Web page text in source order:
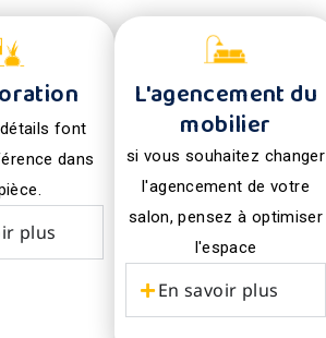
font
dans
plus
L'agencement du
mobilier
si vous souhaitez changer
l'agencement de votre
salon, pensez à optimiser
l'espace
En savoir plus